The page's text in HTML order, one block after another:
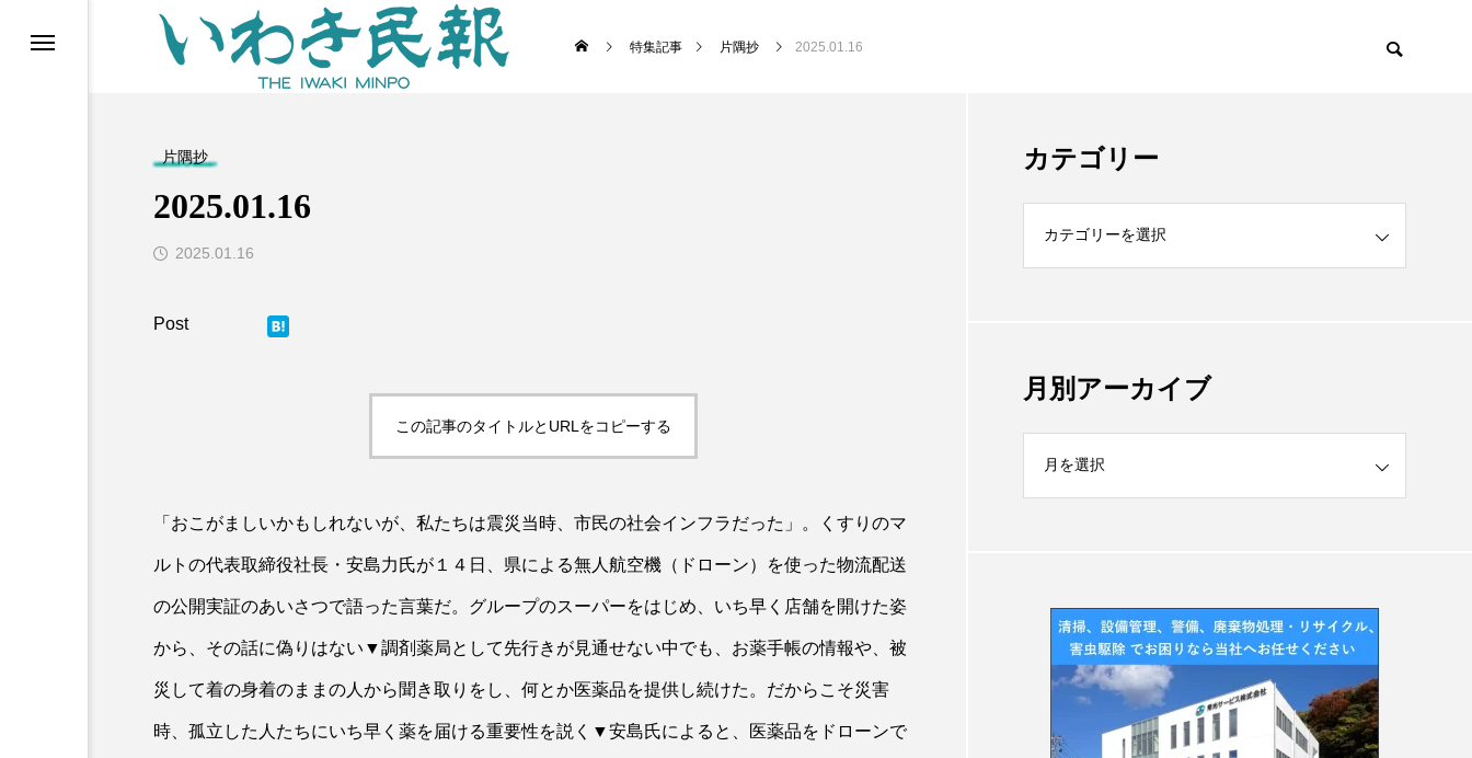
特集記事 片隅抄 2025.01.16
片隅抄
2025.01.16
2025.01.16
Post
この記事のタイトルとURLをコピーする
「おこがましいかもしれないが、私たちは震災当時、市民の社会インフラだった」。くすりのマ
ルトの代表取締役社長・安島力氏が１４日、県による無人航空機（ドローン）を使った物流配送
の公開実証のあいさつで語った言葉だ。グループのスーパーをはじめ、いち早く店舗を開けた姿
から、その話に偽りはない▼調剤薬局として先行きが見通せない中でも、お薬手帳の情報や、被
災して着の身着のままの人から聞き取りをし、何とか医薬品を提供し続けた。だからこそ災害
時、孤立した人たちにいち早く薬を届ける重要性を説く▼安島氏によると、医薬品をドローンで
カテゴリー
月別アーカイブ